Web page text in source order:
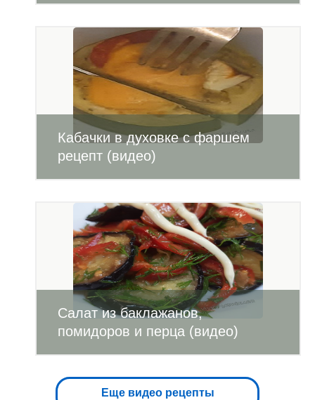
Кабачки в духовке с фаршем
рецепт (видео)
Салат из баклажанов,
помидоров и перца (видео)
Еще видео рецепты